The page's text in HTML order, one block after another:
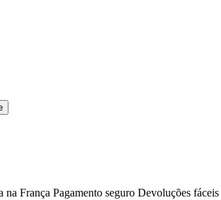
na França Pagamento seguro Devoluções fáceis